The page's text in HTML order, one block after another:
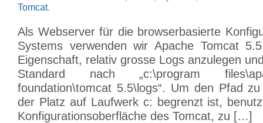
Tomcat.
Als Webserver für die browserbasierte
Systems verwenden wir Apache Tomcat
Eigenschaft, relativ grosse Logs anzulegen
Standard nach „c:\program
foundation\tomcat 5.5\logs“. Um den Pfad
der Platz auf Laufwerk c: begrenzt ist,
Konfigurationsoberfläche des Tomcat, zu […]